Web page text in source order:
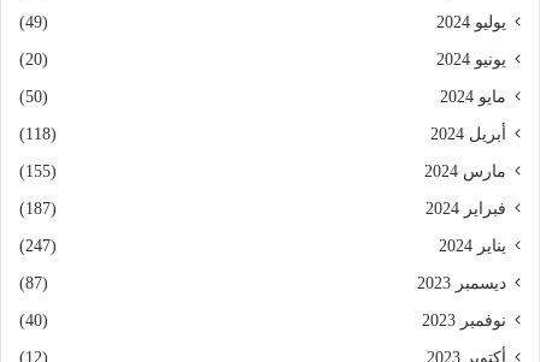
يوليو 2024 (49)
يونيو 2024 (20)
مايو 2024 (50)
أبريل 2024 (118)
مارس 2024 (155)
فبراير 2024 (187)
يناير 2024 (247)
ديسمبر 2023 (87)
نوفمبر 2023 (40)
أكتوبر 2023 (12)